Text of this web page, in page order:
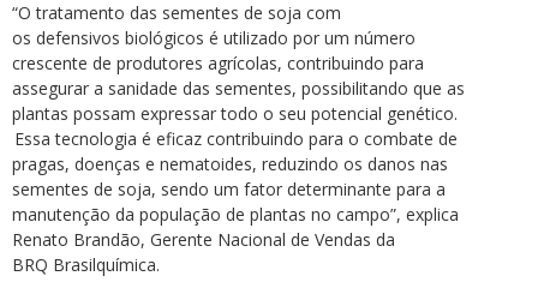
“O tratamento das sementes de soja com
os defensivos biológicos é utilizado por um número
crescente de produtores agrícolas, contribuindo para
assegurar a sanidade das sementes, possibilitando que as
plantas possam expressar todo o seu potencial genético.
Essa tecnologia é eficaz contribuindo para o combate de
pragas, doenças e nematoides, reduzindo os danos nas
sementes de soja, sendo um fator determinante para a
manutenção da população de plantas no campo”, explica
Renato Brandão, Gerente Nacional de Vendas da
BRQ Brasilquímica.